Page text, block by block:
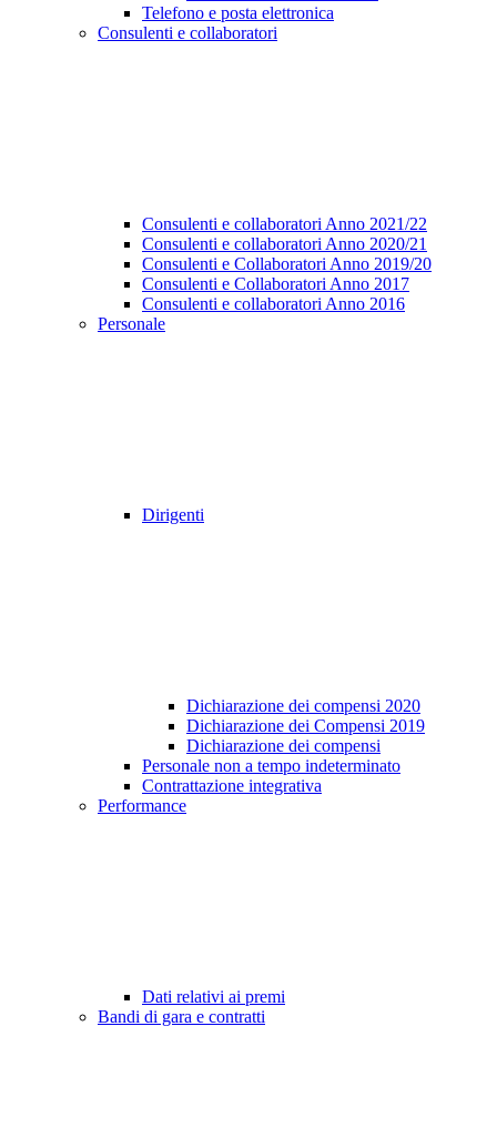
Telefono e posta elettronica
Consulenti e collaboratori
Consulenti e collaboratori Anno 2021/22
Consulenti e collaboratori Anno 2020/21
Consulenti e Collaboratori Anno 2019/20
Consulenti e Collaboratori Anno 2017
Consulenti e collaboratori Anno 2016
Personale
Dirigenti
Dichiarazione dei compensi 2020
Dichiarazione dei Compensi 2019
Dichiarazione dei compensi
Personale non a tempo indeterminato
Contrattazione integrativa
Performance
Dati relativi ai premi
Bandi di gara e contratti